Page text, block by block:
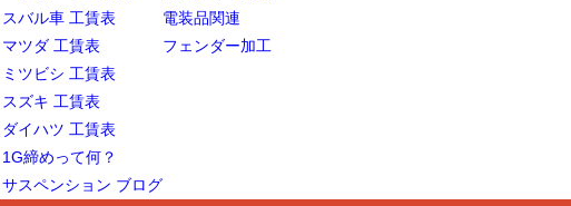
スバル車 工賃表
マツダ 工賃表
ミツビシ 工賃表
スズキ 工賃表
ダイハツ 工賃表
1G締めって何？
サスペンション ブログ
電装品関連
フェンダー加工